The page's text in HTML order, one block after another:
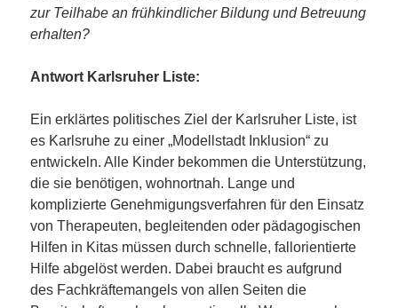
zur Teilhabe an frühkindlicher Bildung und Betreuung
erhalten?
Antwort Karlsruher Liste:
Ein erklärtes politisches Ziel der Karlsruher Liste, ist
es Karlsruhe zu einer „Modellstadt Inklusion“ zu
entwickeln. Alle Kinder bekommen die Unterstützung,
die sie benötigen, wohnortnah. Lange und
komplizierte Genehmigungsverfahren für den Einsatz
von Therapeuten, begleitenden oder pädagogischen
Hilfen in Kitas müssen durch schnelle, fallorientierte
Hilfe abgelöst werden. Dabei braucht es aufgrund
des Fachkräftemangels von allen Seiten die